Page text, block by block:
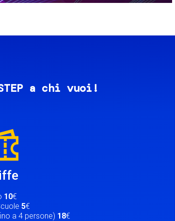
a chi vuoi!
10€
5€
a 4 persone) 18€